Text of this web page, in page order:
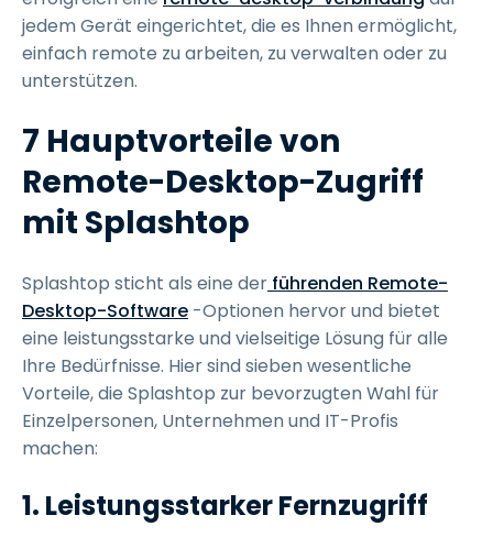
jedem Gerät eingerichtet, die es Ihnen ermöglicht,
einfach remote zu arbeiten, zu verwalten oder zu
unterstützen.
7 Hauptvorteile von
Remote-Desktop-Zugriff
mit Splashtop
Splashtop sticht als eine der führenden Remote-
Desktop-Software -Optionen hervor und bietet
eine leistungsstarke und vielseitige Lösung für alle
Ihre Bedürfnisse. Hier sind sieben wesentliche
Vorteile, die Splashtop zur bevorzugten Wahl für
Einzelpersonen, Unternehmen und IT-Profis
machen:
1. Leistungsstarker Fernzugriff